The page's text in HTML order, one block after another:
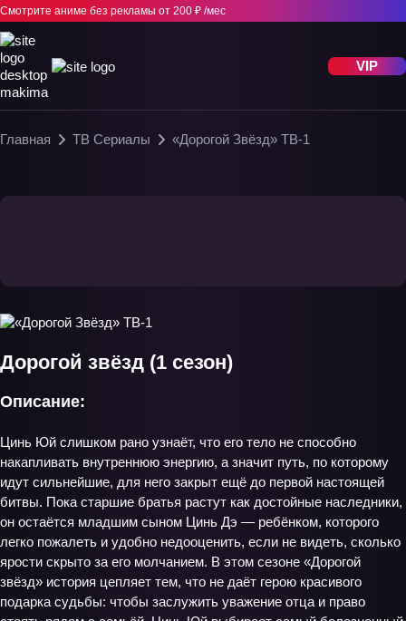
Смотрите аниме без рекламы от 200 ₽ /мес
VIP
Главная ТВ Сериалы «Дорогой Звёзд» ТВ-1
Дорогой звёзд (1 сезон)
Описание:
Цинь Юй слишком рано узнаёт, что его тело не способно
накапливать внутреннюю энергию, а значит путь, по которому
идут сильнейшие, для него закрыт ещё до первой настоящей
битвы. Пока старшие братья растут как достойные наследники,
он остаётся младшим сыном Цинь Дэ — ребёнком, которого
легко пожалеть и удобно недооценить, если не видеть, сколько
ярости скрыто за его молчанием. В этом сезоне «Дорогой
звёзд» история цепляет тем, что не даёт герою красивого
подарка судьбы: чтобы заслужить уважение отца и право